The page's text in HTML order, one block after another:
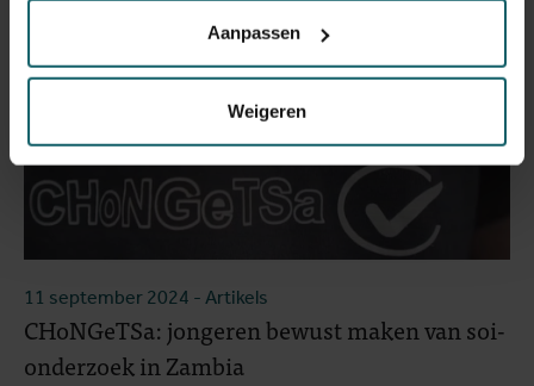
Aanpassen
Weigeren
11 september 2024 - Artikels
CHoNGeTSa: jongeren bewust maken van soi-
onderzoek in Zambia